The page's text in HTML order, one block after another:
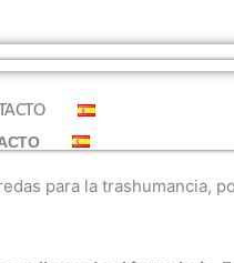
para la trashumancia,